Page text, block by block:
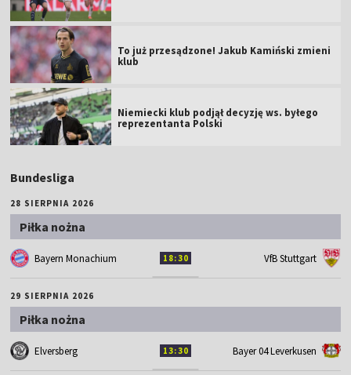
To już przesądzone! Jakub Kamiński zmieni
klub
Niemiecki klub podjął decyzję ws. byłego
reprezentanta Polski
Bundesliga
28 SIERPNIA 2026
Piłka nożna
Bayern Monachium 18:30 VfB Stuttgart
29 SIERPNIA 2026
Piłka nożna
Elversberg 13:30 Bayer 04 Leverkusen